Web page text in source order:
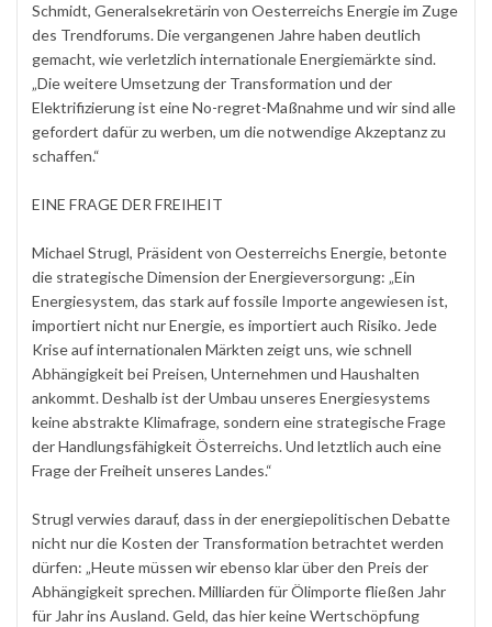
Schmidt, Generalsekretärin von Oesterreichs Energie im Zuge
des Trendforums. Die vergangenen Jahre haben deutlich
gemacht, wie verletzlich internationale Energiemärkte sind.
„Die weitere Umsetzung der Transformation und der
Elektrifizierung ist eine No-regret-Maßnahme und wir sind alle
gefordert dafür zu werben, um die notwendige Akzeptanz zu
schaffen.“
EINE FRAGE DER FREIHEIT
Michael Strugl, Präsident von Oesterreichs Energie, betonte
die strategische Dimension der Energieversorgung: „Ein
Energiesystem, das stark auf fossile Importe angewiesen ist,
importiert nicht nur Energie, es importiert auch Risiko. Jede
Krise auf internationalen Märkten zeigt uns, wie schnell
Abhängigkeit bei Preisen, Unternehmen und Haushalten
ankommt. Deshalb ist der Umbau unseres Energiesystems
keine abstrakte Klimafrage, sondern eine strategische Frage
der Handlungsfähigkeit Österreichs. Und letztlich auch eine
Frage der Freiheit unseres Landes.“
Strugl verwies darauf, dass in der energiepolitischen Debatte
nicht nur die Kosten der Transformation betrachtet werden
dürfen: „Heute müssen wir ebenso klar über den Preis der
Abhängigkeit sprechen. Milliarden für Ölimporte fließen Jahr
für Jahr ins Ausland. Geld, das hier keine Wertschöpfung